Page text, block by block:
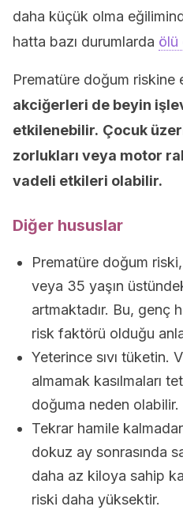
daha küçük olma
hatta bazı durumlarda ölü
Prematüre doğum riskine
akciğerleri de beyin
etkilenebilir. Çocuk
zorlukları veya motor
vadeli etkileri olabilir.
Diğer hususlar
Prematüre doğum riski,
veya 35 yaşın
artmaktadır. Bu, genç
risk faktörü olduğu
Yeterince sıvı tüketin.
almamak kasılmaları
doğuma neden olabilir.
Tekrar hamile
dokuz ay sonrasında
daha az kiloya sahip
riski daha yüksektir.